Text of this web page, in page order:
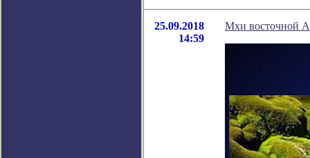
25.09.2018
14:59
Мхи восточной